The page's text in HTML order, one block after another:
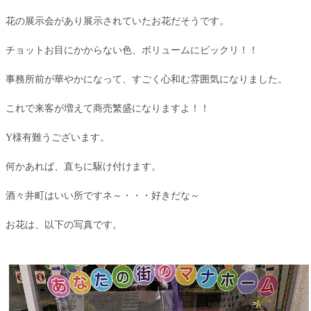
花の展示会があり展示されていたお花だそうです。
チョットお目にかからない色、ボリュームにビックリ！！
事務所前が華やかになって、すごく心和む雰囲気になりました。
これで来客が増えて商売繁盛になりますよ！！
Y様有難うございます。
何かあれば、直ちに駆け付けます。
酒々井町はいい所ですネ～・・・好きだな～
お花は、以下の写真です。